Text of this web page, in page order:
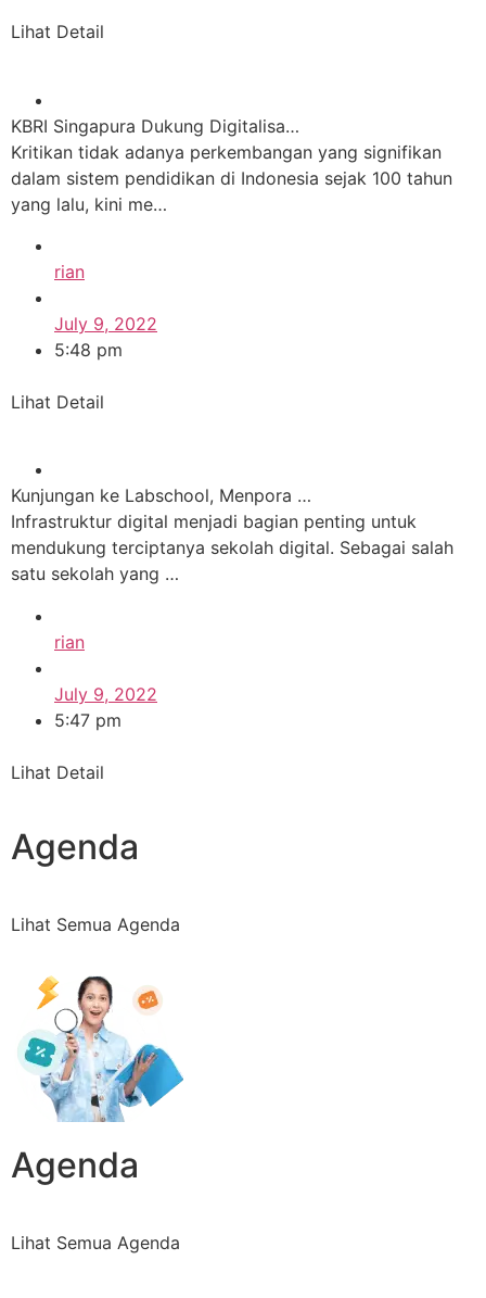
Lihat Detail
KBRI Singapura Dukung Digitalisa…
Kritikan tidak adanya perkembangan yang signifikan
dalam sistem pendidikan di Indonesia sejak 100 tahun
yang lalu, kini me…
rian
July 9, 2022
5:48 pm
Lihat Detail
Kunjungan ke Labschool, Menpora …
Infrastruktur digital menjadi bagian penting untuk
mendukung terciptanya sekolah digital. Sebagai salah
satu sekolah yang …
rian
July 9, 2022
5:47 pm
Lihat Detail
Agenda
Lihat Semua Agenda
Agenda
Lihat Semua Agenda